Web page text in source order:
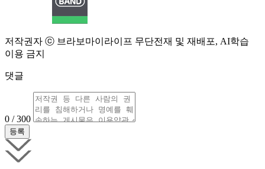
저작권자 ⓒ 브라보마이라이프 무단전재 및 재배포, AI학습
이용 금지
댓글
0 / 300